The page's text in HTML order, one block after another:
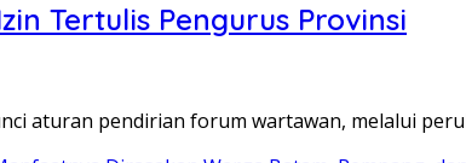
Tertulis Pengurus Provinsi
aturan pendirian forum wartawan, melalui